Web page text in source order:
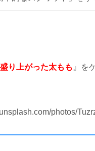
り上がった太もも 』を
photos/